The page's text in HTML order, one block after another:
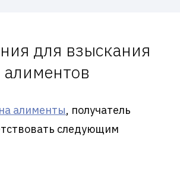
для взыскания
алиментов
алименты, получатель
следующим